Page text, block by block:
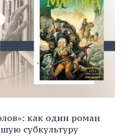
как один роман
субкультуру